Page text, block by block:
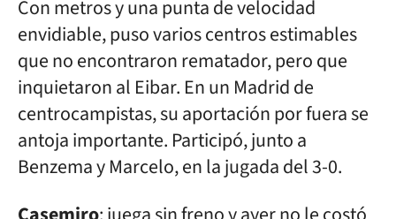
Con metros y una punta de velocidad
envidiable, puso varios centros estimables
que no encontraron rematador, pero que
inquietaron al Eibar. En un Madrid de
centrocampistas, su aportación por fuera se
antoja importante. Participó, junto a
Benzema y Marcelo, en la jugada del 3-0.